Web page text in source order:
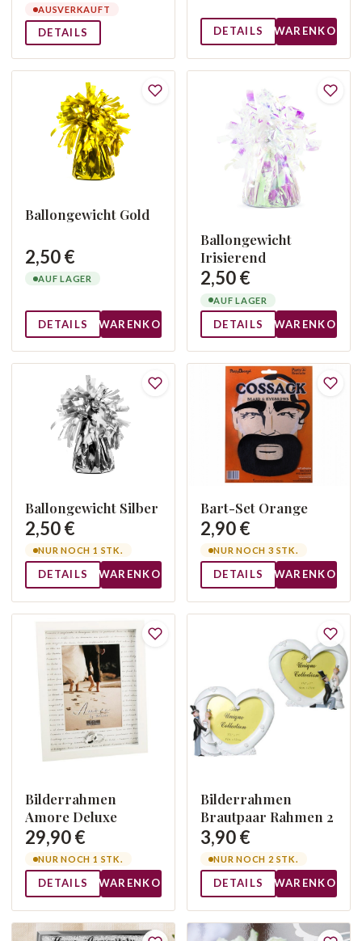
AUSVERKAUFT
DETAILS DETAILS WARENKORB
Ballongewicht Gold
2,50 €
AUF LAGER
DETAILS WARENKORB
Ballongewicht
Irisierend
2,50 €
AUF LAGER
DETAILS WARENKORB
Ballongewicht Silber
2,50 €
NUR NOCH 1 STK.
DETAILS WARENKORB
Bart-Set Orange
2,90 €
NUR NOCH 3 STK.
DETAILS WARENKORB
Bilderrahmen
Amore Deluxe
29,90 €
NUR NOCH 1 STK.
DETAILS WARENKORB
Bilderrahmen
Brautpaar Rahmen 2
3,90 €
NUR NOCH 2 STK.
DETAILS WARENKORB